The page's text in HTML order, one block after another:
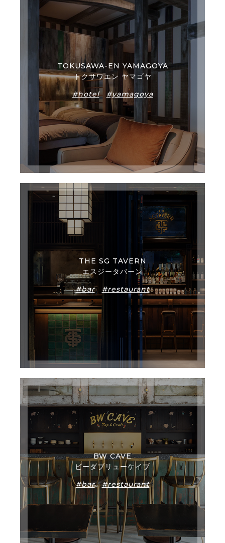
TOKUSAWA-EN YAMAGOYA
トクサワエン ヤマゴヤ
#hotel
#yamagoya
THE SG TAVERN
エスジータバーン
#bar
#restaurant
BW CAVE
ビーダブリューケイブ
#bar
#restaurant